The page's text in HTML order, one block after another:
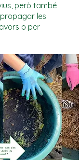
però també
les
o per